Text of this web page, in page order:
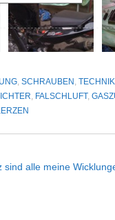
, SCHRAUBEN , TECHNIK
, FALSCHLUFT,
sind alle meine